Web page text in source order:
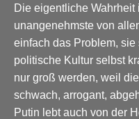
Die eigentliche
unangenehmste von
einfach das Problem,
politische Kultur selbst
nur groß werden, weil
schwach, arrogant,
Putin lebt auch von der